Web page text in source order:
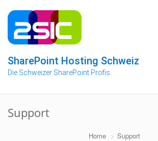
Inhalt
springen
SharePoint Hosting Schweiz
Die Schweizer SharePoint Profis
Support
Home Support